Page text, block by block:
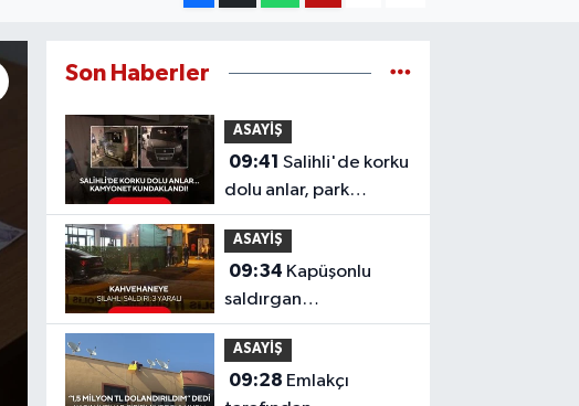
Son Haberler
ASAYİŞ
09:41 Salihli'de korku
dolu anlar, park
halindeki kamyonet
kundaklandı!
ASAYİŞ
09:34
saldırgan
kahvehaneye girip
kurşun yağdırdı!
ASAYİŞ
09:28